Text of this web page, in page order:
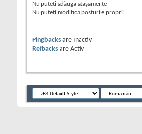
Nu puteţi adăuga ataşamente
Nu puteţi modifica posturile proprii
Pingbacks are
Inactiv
Refbacks are Activ